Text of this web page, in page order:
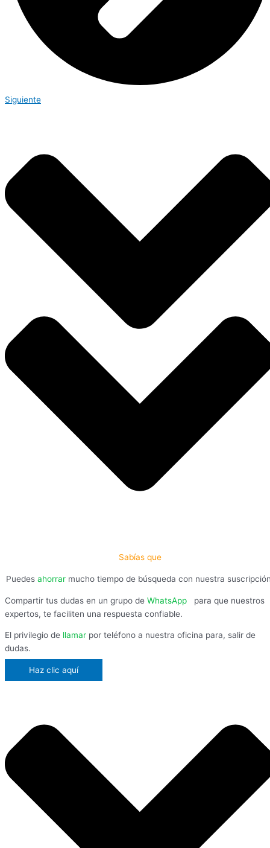
Siguiente
Sabías que
Puedes ahorrar mucho tiempo de búsqueda con nuestra
Compartir tus dudas en un grupo de WhatsApp
para que nuestros
expertos, te faciliten una respuesta confiable.
El privilegio de llamar por teléfono a nuestra oficina para, salir de
dudas.
Haz clic aquí